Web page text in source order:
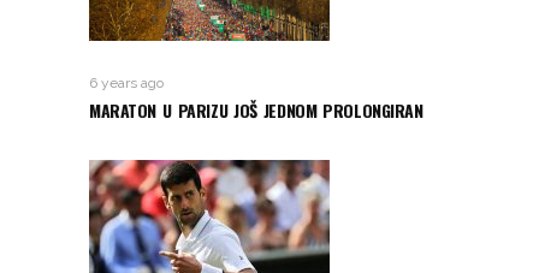
6 years ago
MARATON U PARIZU JOŠ JEDNOM PROLONGIRAN